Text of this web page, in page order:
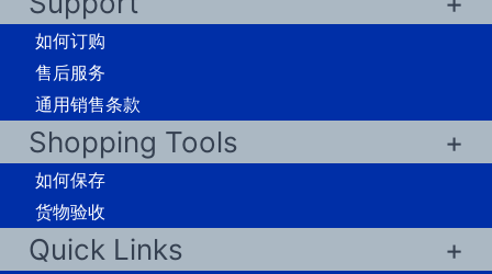
如何订购
售后服务
通用销售条款
Shopping Tools
如何保存
货物验收
Quick Links